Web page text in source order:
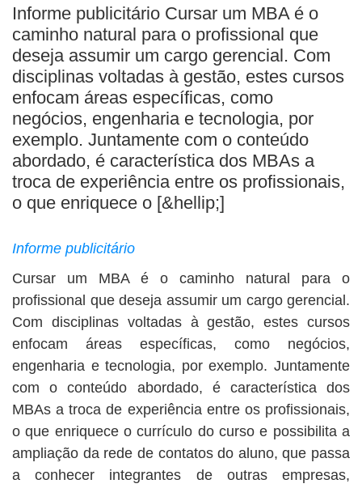
CONTATO
ANUNCIE
Informe publicitário Cursar um MBA é o
caminho natural para o profissional que
deseja assumir um cargo gerencial. Com
disciplinas voltadas à gestão, estes cursos
enfocam áreas específicas, como
negócios, engenharia e tecnologia, por
exemplo. Juntamente com o conteúdo
abordado, é característica dos MBAs a
troca de experiência entre os profissionais,
o que enriquece o [&hellip;]
Informe publicitário
Cursar um MBA é o caminho natural para o
profissional que deseja assumir um cargo gerencial.
Com disciplinas voltadas à gestão, estes cursos
enfocam áreas específicas, como negócios,
engenharia e tecnologia, por exemplo. Juntamente
com o conteúdo abordado, é característica dos
MBAs a troca de experiência entre os profissionais,
o que enriquece o currículo do curso e possibilita a
ampliação da rede de contatos do aluno, que passa
a conhecer integrantes de outras empresas,